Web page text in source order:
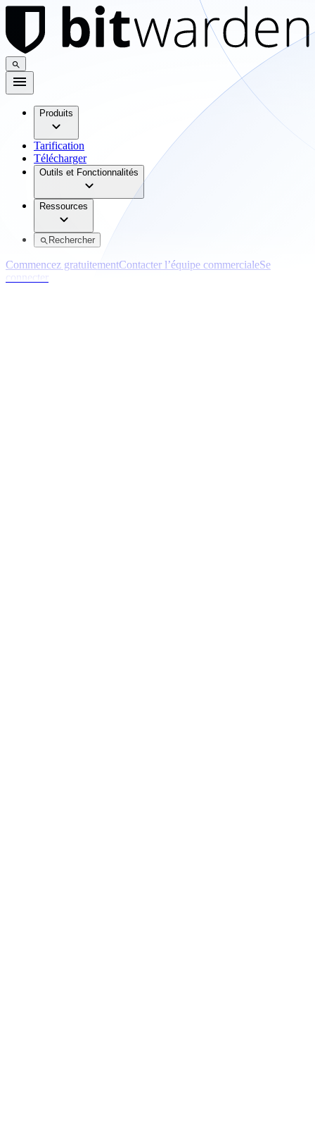
Produits
Tarification
Télécharger
Outils et Fonctionnalités
Ressources
Rechercher
Commencez gratuitementContacter l’équipe commercialeSe
connecter